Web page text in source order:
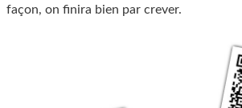
façon, on finira bien par crever.